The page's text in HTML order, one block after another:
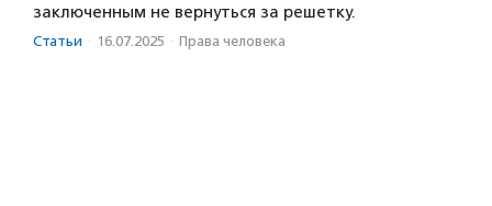
заключенным не вернуться за решетку.
Статьи · 16.07.2025 · Права человека